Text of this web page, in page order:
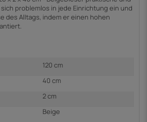
problemlos in jede Einrichtung ein und
des Alltags, indem er einen hohen
120 cm
40 cm
2 cm
Beige